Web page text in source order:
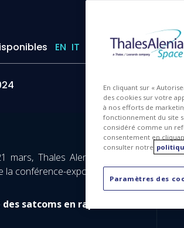
EN IT
mars, Thales Alenia Space présentera
la conférence-exposition Satellite 2024
satcoms en rapide évolution
En cliquant sur «
des cookies sur votre
à nos efforts de
fonctionnement du site
considéré comme un
consentement en
consulter notre
Paramètres des